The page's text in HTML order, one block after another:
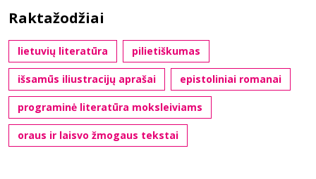
Raktažodžiai
lietuvių literatūra pilietiškumas
išsamūs iliustracijų aprašai epistoliniai romanai
programinė literatūra moksleiviams
oraus ir laisvo žmogaus tekstai